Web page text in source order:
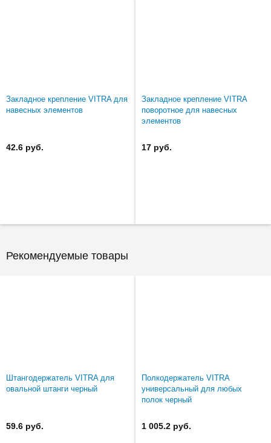
Закладное крепление VITRA для
навесных элементов
42.6 руб.
Закладное крепление VITRA
поворотное для навесных
элементов
17 руб.
Рекомендуемые товары
Штангодержатель VITRA для
овальной штанги черный
59.6 руб.
Полкодержатель VITRA
универсальный для любых
полок черный
1 005.2 руб.